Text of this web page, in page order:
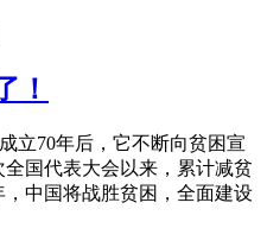
！
立70年后，它不断向贫困宣
国代表大会以来，累计减贫
，中国将战胜贫困，全面建设